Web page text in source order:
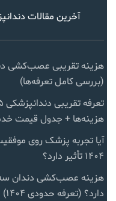
آخرین مقالات
(بررسی کامل تعرفه‌ها)
هزینه‌ها + جدول قیمت
آیا تجربه پزشک روی
۱۴۰۴ تأثیر دارد؟
هزینه عصب‌کشی دندان سه
دارد؟ (تعرفه حدودی ۱۴۰۴)